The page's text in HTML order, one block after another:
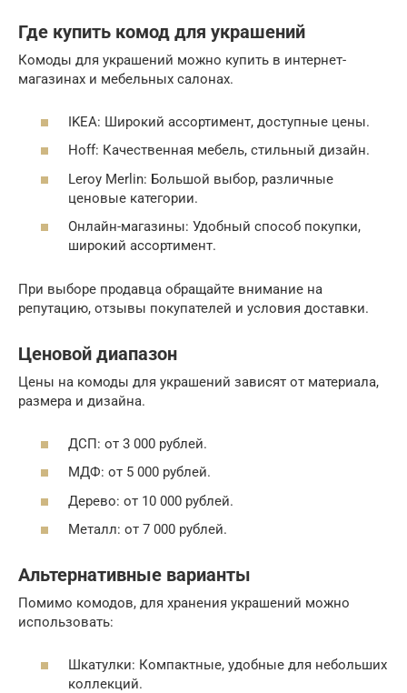
Где купить комод для украшений
Комоды для украшений можно купить в интернет-
магазинах и мебельных салонах.
IKEA: Широкий ассортимент, доступные цены.
Hoff: Качественная мебель, стильный дизайн.
Leroy Merlin: Большой выбор, различные
ценовые категории.
Онлайн-магазины: Удобный способ покупки,
широкий ассортимент.
При выборе продавца обращайте внимание на
репутацию, отзывы покупателей и условия доставки.
Ценовой диапазон
Цены на комоды для украшений зависят от материала,
размера и дизайна.
ДСП: от 3 000 рублей.
МДФ: от 5 000 рублей.
Дерево: от 10 000 рублей.
Металл: от 7 000 рублей.
Альтернативные варианты
Помимо комодов, для хранения украшений можно
использовать:
Шкатулки: Компактные, удобные для небольших
коллекций.